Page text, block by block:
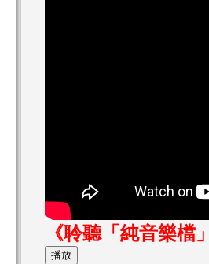
《聆聽「純音樂檔